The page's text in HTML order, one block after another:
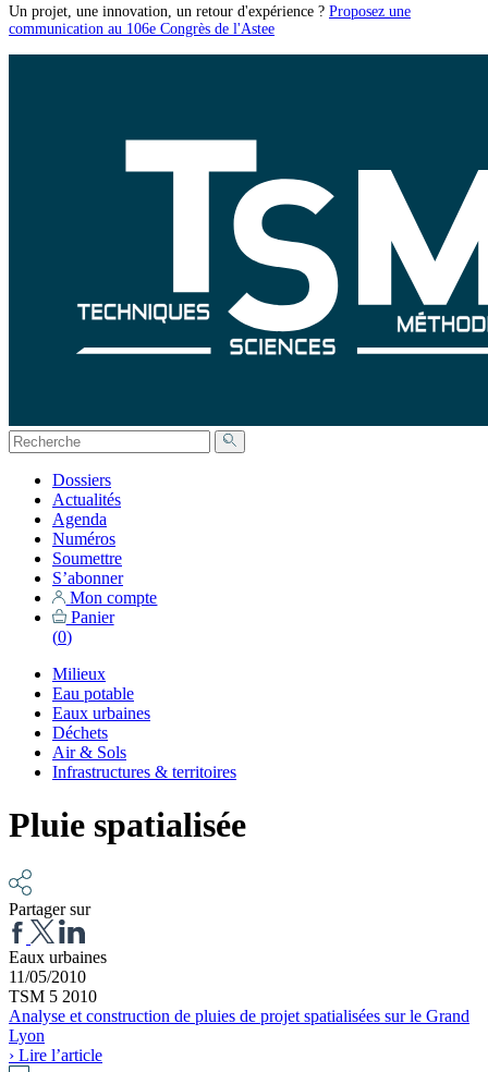
Un projet, une innovation, un retour d'expérience ? Proposez une
communication au 106e Congrès de l'Astee
Dossiers
Actualités
Agenda
Numéros
Soumettre
S’abonner
Mon compte
Panier
(0)
Milieux
Eau potable
Eaux urbaines
Déchets
Air & Sols
Infrastructures & territoires
Pluie spatialisée
Partager sur
Eaux urbaines
11/05/2010
TSM 5 2010
Analyse et construction de pluies de projet spatialisées sur le Grand
Lyon
› Lire l’article